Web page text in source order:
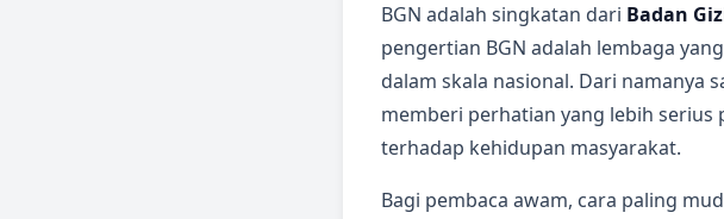
BGN adalah singkatan dari Badan
pengertian BGN adalah lembaga
dalam skala nasional. Dari namanya
memberi perhatian yang lebih serius
terhadap kehidupan masyarakat.
Bagi pembaca awam, cara paling